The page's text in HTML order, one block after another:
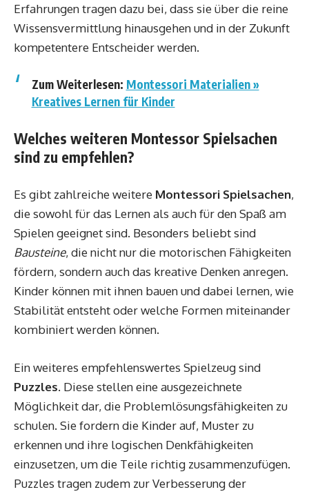
Erfahrungen tragen dazu bei, dass sie über die reine
Wissensvermittlung hinausgehen und in der Zukunft
kompetentere Entscheider werden.
Zum Weiterlesen: Montessori Materialien »
Kreatives Lernen für Kinder
Welches weiteren Montessor Spielsachen
sind zu empfehlen?
Es gibt zahlreiche weitere Montessori Spielsachen,
die sowohl für das Lernen als auch für den Spaß am
Spielen geeignet sind. Besonders beliebt sind
Bausteine, die nicht nur die motorischen Fähigkeiten
fördern, sondern auch das kreative Denken anregen.
Kinder können mit ihnen bauen und dabei lernen, wie
Stabilität entsteht oder welche Formen miteinander
kombiniert werden können.
Ein weiteres empfehlenswertes Spielzeug sind
Puzzles. Diese stellen eine ausgezeichnete
Möglichkeit dar, die Problemlösungsfähigkeiten zu
schulen. Sie fordern die Kinder auf, Muster zu
erkennen und ihre logischen Denkfähigkeiten
einzusetzen, um die Teile richtig zusammenzufügen.
Puzzles tragen zudem zur Verbesserung der